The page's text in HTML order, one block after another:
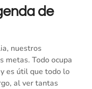
de
nuestros
metas. Todo ocupa
es útil que todo lo
al ver tantas